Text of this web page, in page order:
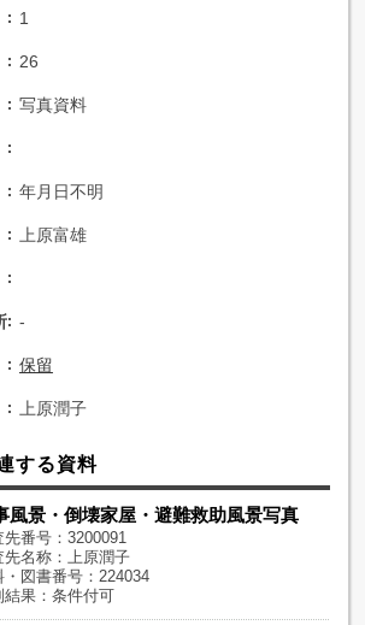
1
26
写真資料
年月日不明
上原富雄
-
保留
上原潤子
する資料
風景・倒壊家屋・避難救助風景写真
先番号：3200091
先名称：上原潤子
・図書番号：224034
結果：条件付可